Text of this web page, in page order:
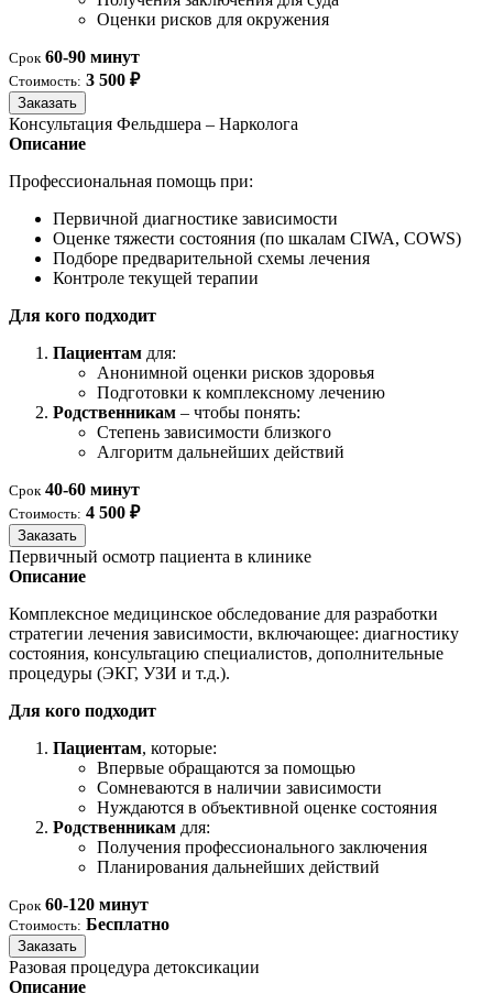
Оценки рисков для окружения
Срок 60-90 минут
Стоимость: 3 500 ₽
Заказать
Консультация Фельдшера – Нарколога
Описание
Профессиональная помощь при:
Первичной диагностике зависимости
Оценке тяжести состояния (по шкалам CIWA, COWS)
Подборе предварительной схемы лечения
Контроле текущей терапии
Для кого подходит
Пациентам для:
Анонимной оценки рисков здоровья
Подготовки к комплексному лечению
Родственникам – чтобы понять:
Степень зависимости близкого
Алгоритм дальнейших действий
Срок 40-60 минут
Стоимость: 4 500 ₽
Заказать
Первичный осмотр пациента в клинике
Описание
Комплексное медицинское обследование для разработки
стратегии лечения зависимости, включающее: диагностику
состояния, консультацию специалистов, дополнительные
процедуры (ЭКГ, УЗИ и т.д.).
Для кого подходит
Пациентам, которые:
Впервые обращаются за помощью
Сомневаются в наличии зависимости
Нуждаются в объективной оценке состояния
Родственникам для:
Получения профессионального заключения
Планирования дальнейших действий
Срок 60-120 минут
Стоимость: Бесплатно
Заказать
Разовая процедура детоксикации
Описание